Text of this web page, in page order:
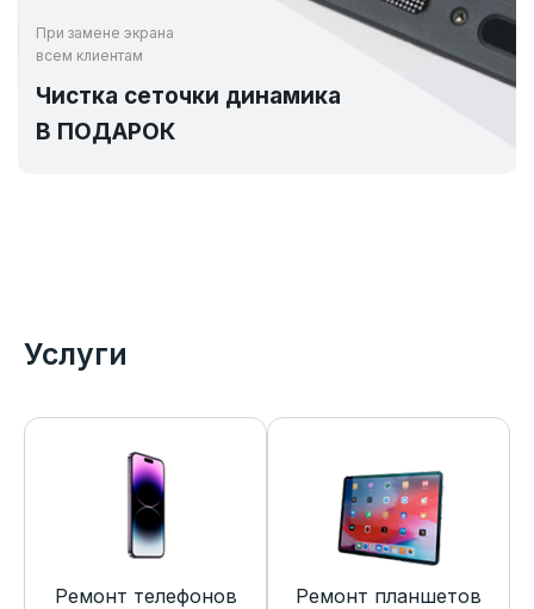
При замене экрана
всем клиентам
Чистка сеточки динамика
В ПОДАРОК
Услуги
Ремонт телефонов Ремонт планшетов